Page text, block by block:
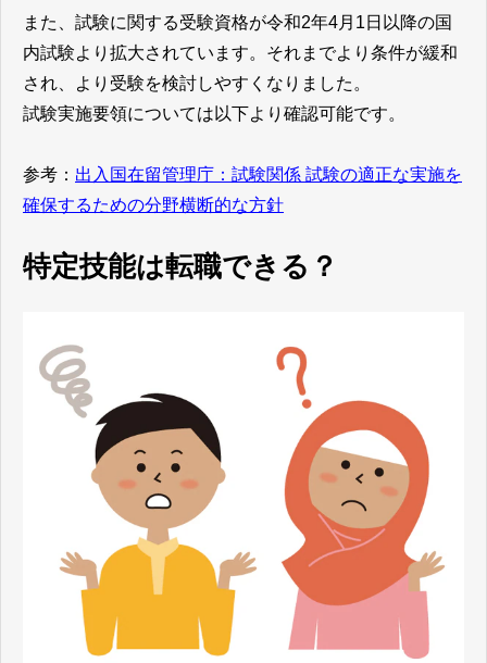
また、試験に関する受験資格が令和2年4月1日以降の国
内試験より拡大されています。それまでより条件が緩和
され、より受験を検討しやすくなりました。
試験実施要領については以下より確認可能です。
参考： 出入国在留管理庁：試験関係 試験の適正な実施を
確保するための分野横断的な方針
特定技能は転職できる？